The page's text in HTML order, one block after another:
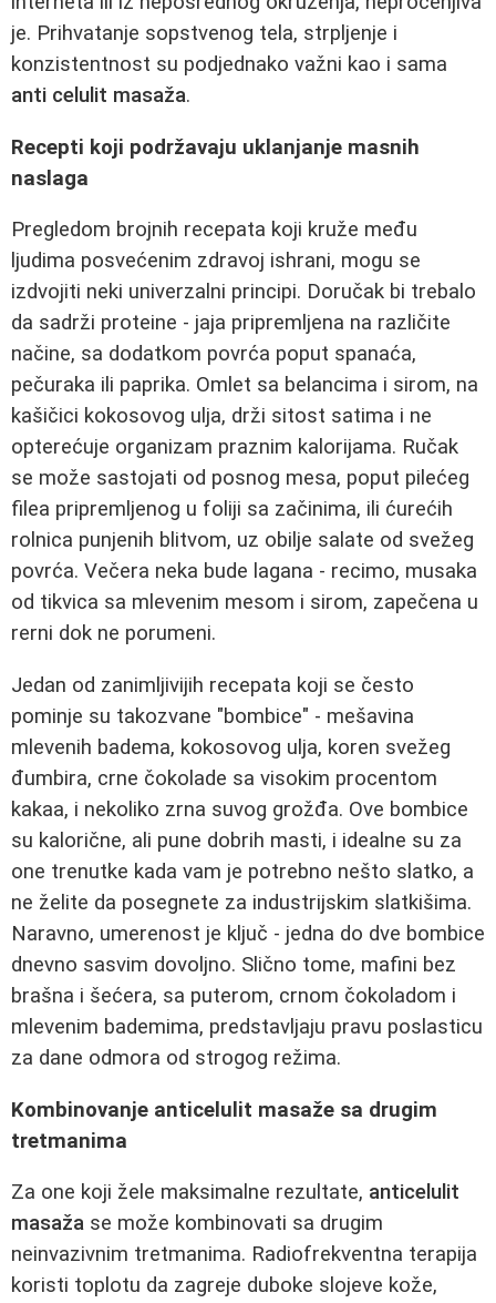
je. Prihvatanje sopstvenog tela, strpljenje i
konzistentnost su podjednako važni kao i sama
anti celulit masaža.
Recepti koji podržavaju uklanjanje masnih
naslaga
Pregledom brojnih recepata koji kruže među
ljudima posvećenim zdravoj ishrani, mogu se
izdvojiti neki univerzalni principi. Doručak bi trebalo
da sadrži proteine - jaja pripremljena na različite
načine, sa dodatkom povrća poput spanaća,
pečuraka ili paprika. Omlet sa belancima i sirom, na
kašičici kokosovog ulja, drži sitost satima i ne
opterećuje organizam praznim kalorijama. Ručak
se može sastojati od posnog mesa, poput pilećeg
filea pripremljenog u foliji sa začinima, ili ćurećih
rolnica punjenih blitvom, uz obilje salate od svežeg
povrća. Večera neka bude lagana - recimo, musaka
od tikvica sa mlevenim mesom i sirom, zapečena u
rerni dok ne porumeni.
Jedan od zanimljivijih recepata koji se često
pominje su takozvane "bombice" - mešavina
mlevenih badema, kokosovog ulja, koren svežeg
đumbira, crne čokolade sa visokim procentom
kakaa, i nekoliko zrna suvog grožđa. Ove bombice
su kalorične, ali pune dobrih masti, i idealne su za
one trenutke kada vam je potrebno nešto slatko, a
ne želite da posegnete za industrijskim slatkišima.
Naravno, umerenost je ključ - jedna do dve bombice
dnevno sasvim dovoljno. Slično tome, mafini bez
brašna i šećera, sa puterom, crnom čokoladom i
mlevenim bademima, predstavljaju pravu poslasticu
za dane odmora od strogog režima.
Kombinovanje anticelulit masaže sa drugim
tretmanima
Za one koji žele maksimalne rezultate, anticelulit
masaža se može kombinovati sa drugim
neinvazivnim tretmanima. Radiofrekventna terapija
koristi toplotu da zagreje duboke slojeve kože,